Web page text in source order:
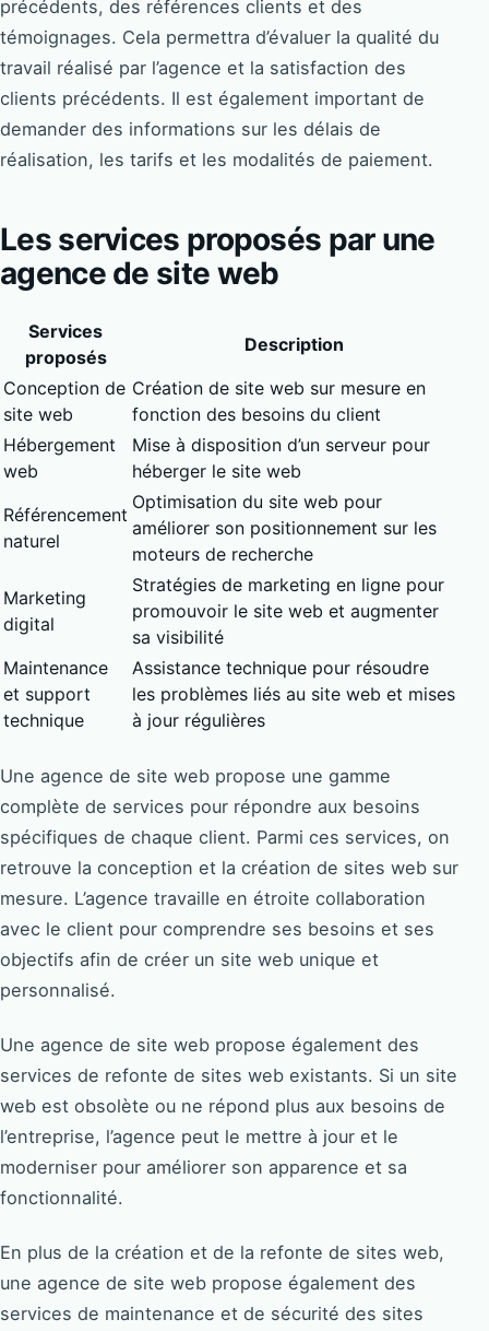
précédents, des références clients et des
témoignages. Cela permettra d’évaluer la qualité du
travail réalisé par l’agence et la satisfaction des
clients précédents. Il est également important de
demander des informations sur les délais de
réalisation, les tarifs et les modalités de paiement.
Les services proposés par une
agence de site web
Services
proposés
Description
Conception de
site web
Création de site web sur mesure en
fonction des besoins du client
Hébergement
web
Mise à disposition d’un serveur pour
héberger le site web
Référencement
naturel
Optimisation du site web pour
améliorer son positionnement sur les
moteurs de recherche
Marketing
digital
Stratégies de marketing en ligne pour
promouvoir le site web et augmenter
sa visibilité
Maintenance
et support
technique
Assistance technique pour résoudre
les problèmes liés au site web et mises
à jour régulières
Une agence de site web propose une gamme
complète de services pour répondre aux besoins
spécifiques de chaque client. Parmi ces services, on
retrouve la conception et la création de sites web sur
mesure. L’agence travaille en étroite collaboration
avec le client pour comprendre ses besoins et ses
objectifs afin de créer un site web unique et
personnalisé.
Une agence de site web propose également des
services de refonte de sites web existants. Si un site
web est obsolète ou ne répond plus aux besoins de
l’entreprise, l’agence peut le mettre à jour et le
moderniser pour améliorer son apparence et sa
fonctionnalité.
En plus de la création et de la refonte de sites web,
une agence de site web propose également des
services de maintenance et de sécurité des sites